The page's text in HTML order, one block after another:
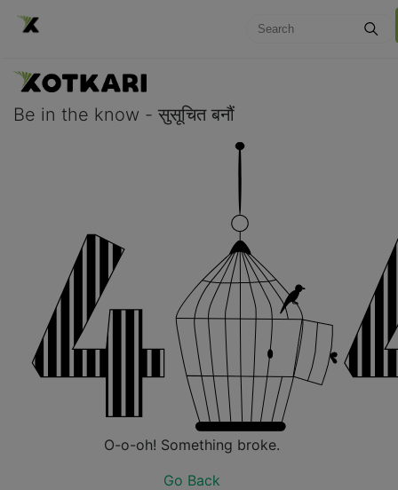
Be in the know - सुसूचित बनौं
O-o-oh! Something broke.
Go Back